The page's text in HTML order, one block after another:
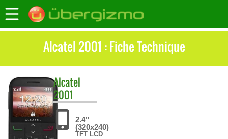
Alcatel 2001 : Fiche Technique
Alcatel
2001
2.4"
(320x240)
TFT LCD